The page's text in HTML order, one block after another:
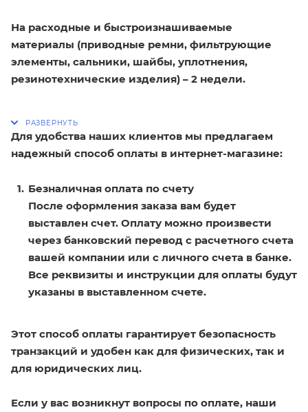
На расходные и быстроизнашиваемые
материалы (приводные ремни, фильтрующие
элементы, сальники, шайбы, уплотнения,
резинотехнические изделия) – 2 недели.
Для удобства наших клиентов мы предлагаем
надежный способ оплаты в интернет-магазине:
Безналичная оплата по счету
После оформления заказа вам будет
выставлен счет. Оплату можно произвести
через банковский перевод с расчетного счета
вашей компании или с личного счета в банке.
Все реквизиты и инструкции для оплаты будут
указаны в выставленном счете.
Этот способ оплаты гарантирует безопасность
транзакций и удобен как для физических, так и
для юридических лиц.
Если у вас возникнут вопросы по оплате, наши